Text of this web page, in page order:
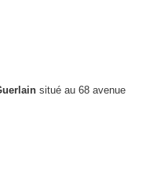
situé au 68 avenue